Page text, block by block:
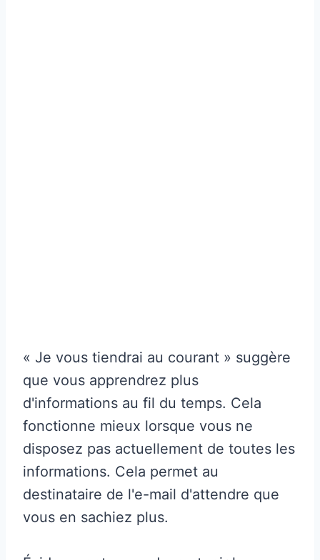
« Je vous tiendrai au courant » suggère
que vous apprendrez plus
d'informations au fil du temps. Cela
fonctionne mieux lorsque vous ne
disposez pas actuellement de toutes les
informations. Cela permet au
destinataire de l'e-mail d'attendre que
vous en sachiez plus.